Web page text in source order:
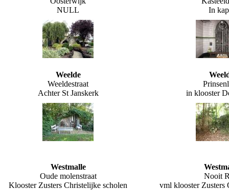
NULL
In
Weelde
Weeldestraat
Achter St Janskerk
in klooster
Westmalle
Oude molenstraat
Klooster Zusters Christelijke scholen
Nooit
vml klooster Zusters